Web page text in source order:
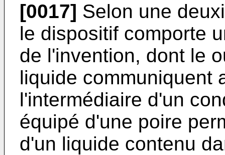
[0017] Selon une
le dispositif comporte
de l'invention, dont le
liquide communiquent
l'intermédiaire d'un
équipé d'une poire
d'un liquide contenu